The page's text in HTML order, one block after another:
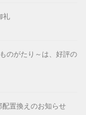
礼
のがたり～は、好評の
置換えのお知らせ